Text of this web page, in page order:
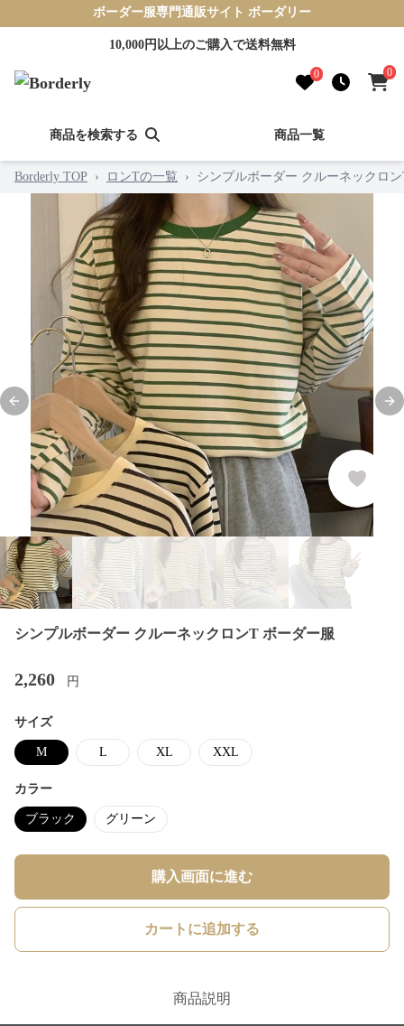
ボーダー服専門通販サイト ボーダリー
10,000円以上のご購入で送料無料
0 0
商品を検索する 商品一覧
Borderly TOP › ロンTの一覧 › シンプルボーダー クルーネックロ
Previous slide
シンプルボーダー クルーネックロンT ボーダー服
2,260 円
サイズ
M L XL XXL
カラー
ブラック グリーン
購入画面に進む
カートに追加する
商品説明